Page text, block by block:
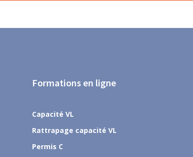
Formations en ligne
Capacité VL
Rattrapage capacité VL
Permis C